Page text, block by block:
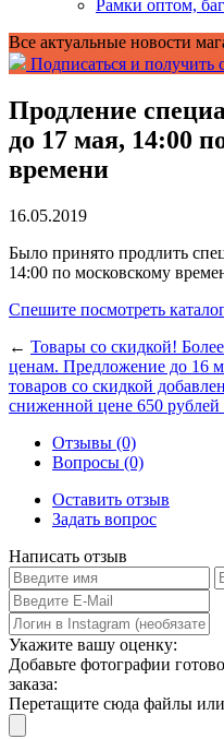
Рамки оптом,
Все актуальные новости
Подписаться и получить
Продление
до 17 мая, 14:00
времени
16.05.2019
Было принято продлить
14:00 по московскому
Спешите посмотреть
← Товары со скидкой!
ценам. Предложение до 16
товаров со скидкой
сниженной цене 650 рублей
Отзывы (0)
Вопросы (0)
Оставить отзыв
Задать вопрос
Написать отзыв
Укажите вашу оценку:
Добавьте фотографии
заказа:
Перетащите сюда файлы